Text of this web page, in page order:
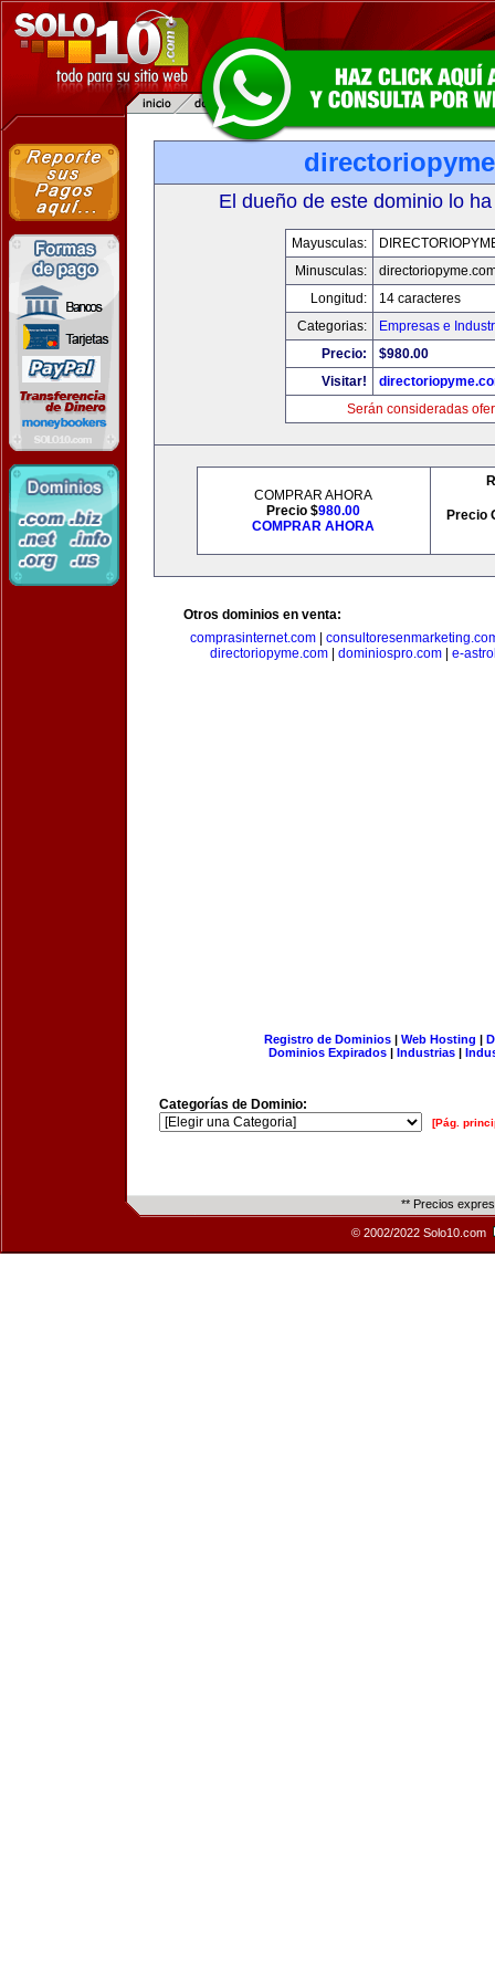
El dueño de este dominio lo
Mayusculas:
Minusculas:
Longitud:
14 caracteres
Categorias:
Empresas e
Precio:
$980.00
Visitar!
Serán consideradas
COMPRAR AHORA
Precio $980.00
COMPRAR AHORA
Precio
Otros dominios en venta:
comprasinternet.com|
directoriopyme.com| dominiospro.com| e-
Registro de Dominios| Web Hosting |
Dominios Expirados | Industrias |
Categorías de Dominio:
[Pág.
** Precios
© 2002/2022 Solo10.com